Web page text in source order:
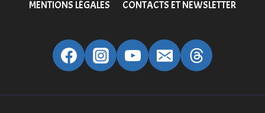
MENTIONS LÉGALES
CONTACTS ET NEWSLETTER